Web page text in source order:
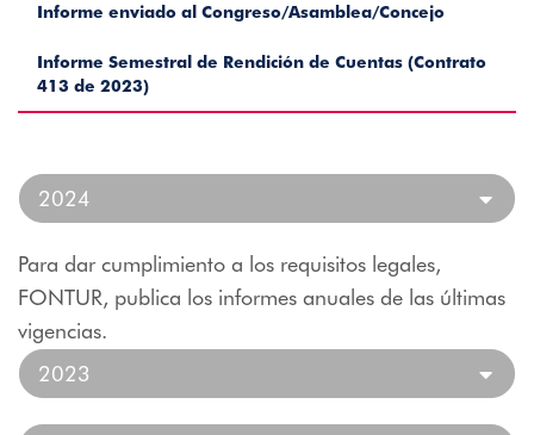
Informe enviado al Congreso/Asamblea/Concejo
Informe Semestral de Rendición de Cuentas (Contrato
413 de 2023)
2024
Para dar cumplimiento a los requisitos legales,
FONTUR, publica los informes anuales de las últimas
vigencias.
2023